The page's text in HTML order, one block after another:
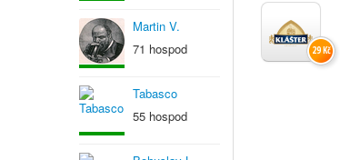
Martin V.
71 hospod
Tabasco
55 hospod
29 Kč